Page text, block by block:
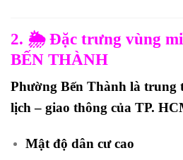
2. 🌦️ Đặc trưng vùng
BẾN THÀNH
Phường Bến Thành là trung
lịch – giao thông của TP.
Mật độ dân cư cao